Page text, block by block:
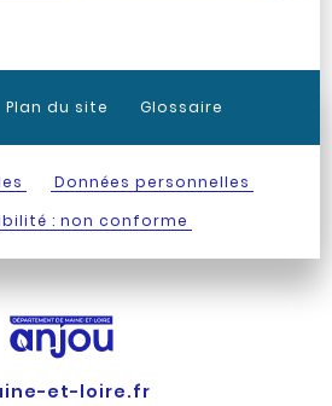
Plan du site Glossaire
Données personnelles
: non conforme
et-loire.fr